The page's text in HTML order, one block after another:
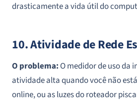
drasticamente a vida útil do
10. Atividade de Rede
O problema: O medidor de uso da
atividade alta quando você não
online, ou as luzes do roteador